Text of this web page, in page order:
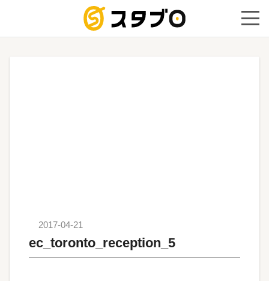
手続き
2017-04-21
ec_toronto_reception_5